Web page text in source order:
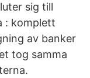
sig till
: komplett
av banker
tog samma